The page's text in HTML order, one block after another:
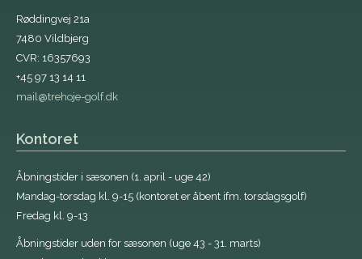
Røddingvej 21a
7480 Vildbjerg
CVR: 16357693
+45 97 13 14 11
mail@trehoje-golf.dk
Kontoret
Åbningstider i sæsonen (1. april - uge 42)
Mandag-torsdag kl. 9-15 (kontoret er åbent ifm. torsdagsgolf)
Fredag kl. 9-13
Åbningstider uden for sæsonen (uge 43 - 31. marts)